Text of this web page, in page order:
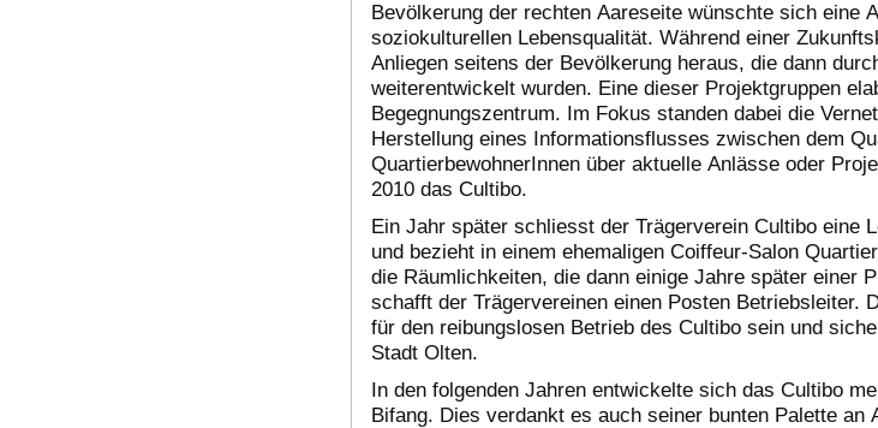
Bevölkerung der rechten Aareseite wünschte sich eine
soziokulturellen Lebensqualität. Während einer
Anliegen seitens der Bevölkerung heraus, die dann
weiterentwickelt wurden. Eine dieser Projektgruppen
Begegnungszentrum. Im Fokus standen dabei die
Herstellung eines Informationsflusses zwischen dem
QuartierbewohnerInnen über aktuelle Anlässe oder
2010 das Cultibo.
Ein Jahr später schliesst der Trägerverein Cultibo eine
und bezieht in einem ehemaligen Coiffeur-Salon
die Räumlichkeiten, die dann einige Jahre später einer
schafft der Trägervereinen einen Posten Betriebsleiter.
für den reibungslosen Betrieb des Cultibo sein und
Stadt Olten.
In den folgenden Jahren entwickelte sich das Cultibo
Bifang. Dies verdankt es auch seiner bunten Palette an